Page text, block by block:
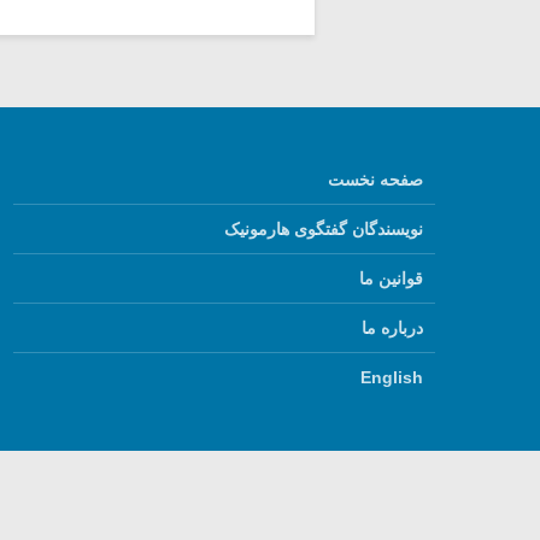
صفحه نخست
نویسندگان گفتگوی هارمونیک
قوانین ما
درباره ما
English